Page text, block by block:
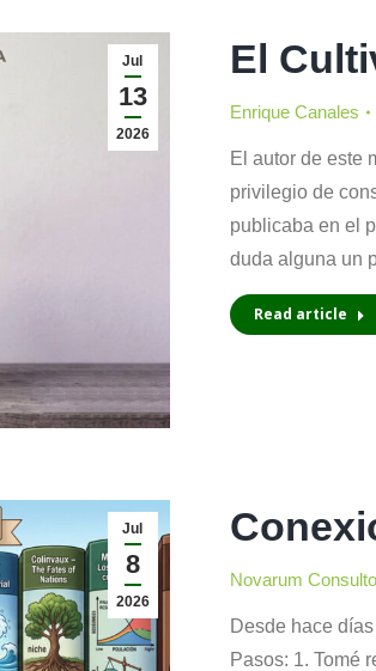
Jul
13
2026
El
Enrique Canales
El autor de este
privilegio de
publicaba en el
duda alguna un
Read article
Jul
8
2026
Novarum
Desde hace
Pasos: 1. Tomé